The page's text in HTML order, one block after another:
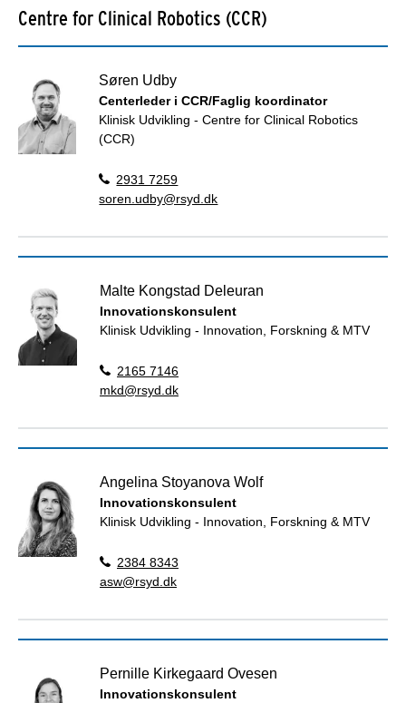
Centre for Clinical Robotics (CCR)
Søren Udby
Centerleder i CCR/Faglig koordinator
Klinisk Udvikling - Centre for Clinical Robotics
(CCR)
2931 7259
soren.udby@rsyd.dk
Malte Kongstad Deleuran
Innovationskonsulent
Klinisk Udvikling - Innovation, Forskning & MTV
2165 7146
mkd@rsyd.dk
Angelina Stoyanova Wolf
Innovationskonsulent
Klinisk Udvikling - Innovation, Forskning & MTV
2384 8343
asw@rsyd.dk
Pernille Kirkegaard Ovesen
Innovationskonsulent